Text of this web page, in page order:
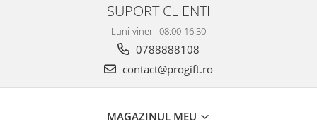
SUPORT CLIENTI
Luni-vineri: 08:00-16.30
0788888108
contact@progift.ro
MAGAZINUL MEU